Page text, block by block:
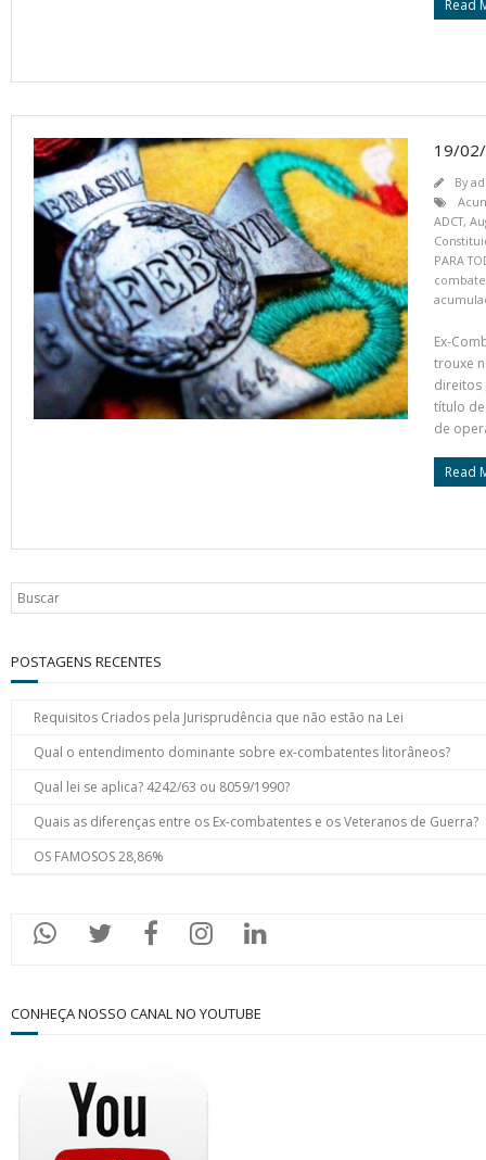
Read
19/02/
By
ADCT,
PARA
Ex-
trouxe
direitos
título
de
Read
POSTAGENS RECENTES
Requisitos Criados pela Jurisprudência que não estão na Lei
Qual o entendimento dominante sobre ex-combatentes litorâneos?
Qual lei se aplica? 4242/63 ou 8059/1990?
Quais as diferenças entre os Ex-combatentes e os Veteranos de Guerra?
OS FAMOSOS 28,86%
CONHEÇA NOSSO CANAL NO YOUTUBE